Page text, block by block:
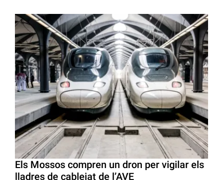
Els Mossos compren un dron per vigilar els
lladres de cablejat de l’AVE